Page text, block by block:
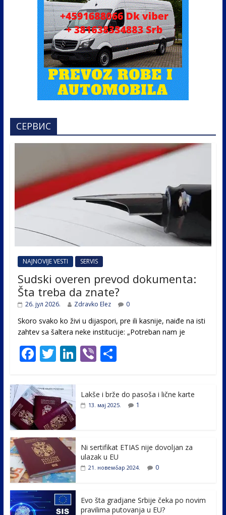
СЕРВИС
NAJNOVIJE VESTI SERVIS
Sudski overen prevod dokumenta:
Šta treba da znate?
26. јул 2026. Zdravko Elez 0
Skoro svako ko živi u dijaspori, pre ili kasnije, naiđe na isti
zahtev sa šaltera neke institucije: „Potreban nam je
F
e
b
o
o
k
T
itt
er
Li
e
Vi S
e
Lakše i brže do pasoša i lične karte
13. мај 2025. 1
Ni sertifikat ETIAS nije dovoljan za
ulazak u EU
21. новембар 2024. 0
Evo šta gradjane Srbije čeka po novim
pravilima putovanja u EU?